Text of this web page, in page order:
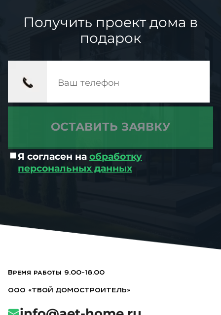
Получить проект дома в
подарок
Я согласен на обработку
персональных данных
Время работы 9.00-18.00
ООО «ТВОЙ ДОМОСТРОИТЕЛЬ»